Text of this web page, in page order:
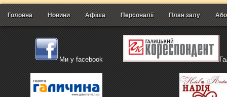
Головна Новини Афіша Персоналії План залу
Ми у facebook